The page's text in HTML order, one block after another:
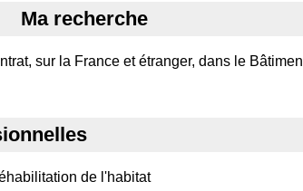
Ma recherche
sur la France et étranger, dans le
de l'habitat